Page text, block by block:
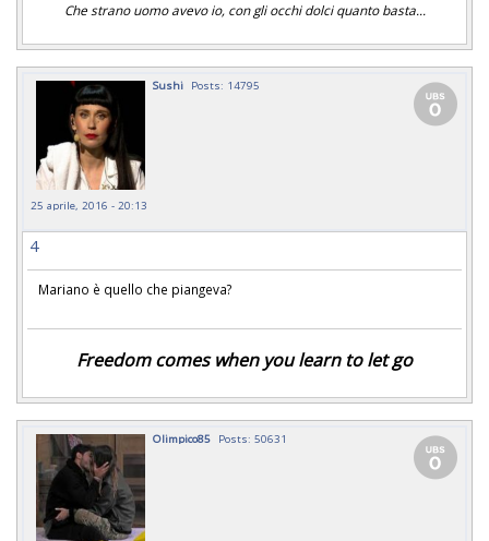
Che strano uomo avevo io, con gli occhi dolci quanto basta...
Sushi Posts: 14795
25 aprile, 2016 - 20:13
4
Mariano è quello che piangeva?
Freedom comes when you learn to let go
Olimpico85 Posts: 50631